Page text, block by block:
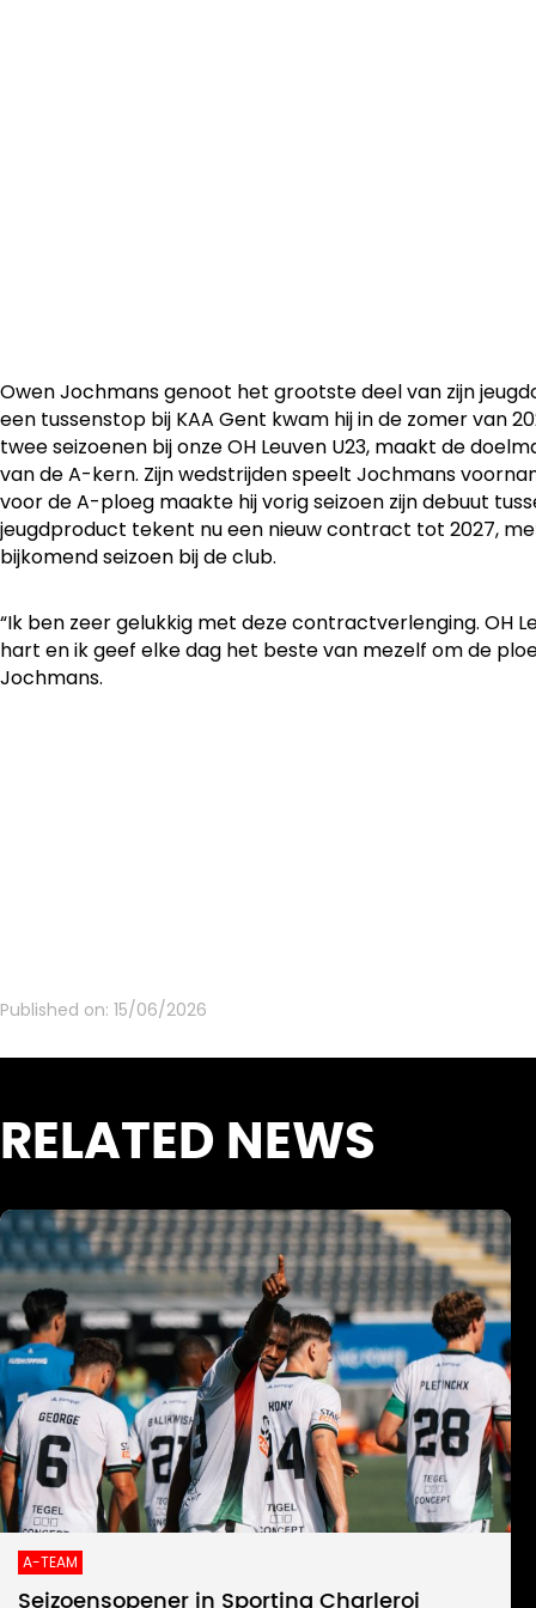
Owen Jochmans genoot het grootste deel van zijn
een tussenstop bij KAA Gent kwam hij in de zomer van
twee seizoenen bij onze OH Leuven U23, maakt de
van de A-kern. Zijn wedstrijden speelt Jochmans
voor de A-ploeg maakte hij vorig seizoen zijn debuut
jeugdproduct tekent nu een nieuw contract tot 2027,
bijkomend seizoen bij de club.
“Ik ben zeer gelukkig met deze contractverlenging. OH
hart en ik geef elke dag het beste van mezelf om de
Jochmans.
Published on: 15/06/2026
RELATED NEWS
A-TEAM
Seizoensopener in Sporting Charleroi